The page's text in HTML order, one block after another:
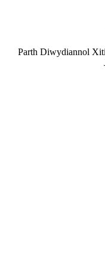
Parth Diwydiannol